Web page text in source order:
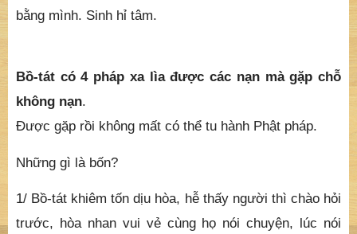
bằng mình. Sinh hỉ tâm.
Bồ-tát có4 pháp xa lìađược các nạn màgặp chỗ
không nạn.
Được gặp rồi không mất có thể tu hành Phật pháp.
Những gì là bốn?
1/ Bồ-tát khiêm tốn dịu hòa, hễthấy người thì chào hỏi
trước, hòa nhan vui vẻcùng họ nói chuyện, lúc nói